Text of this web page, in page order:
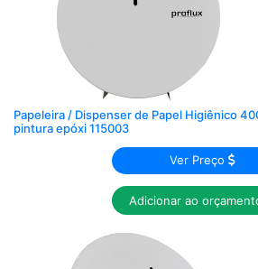
Papeleira / Dispenser de Papel Higiênico
pintura epóxi 115003
Ver Preço
Adicionar ao